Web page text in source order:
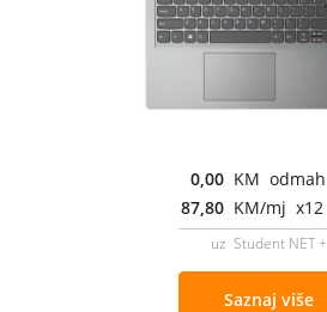
0,00 KM odmah
87,80 KM/mj x12
uz Student NET +
Saznaj više